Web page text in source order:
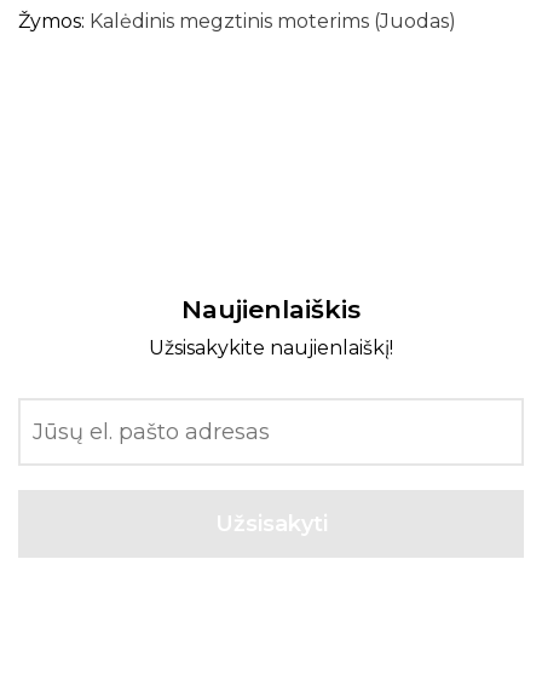
Žymos: Kalėdinis megztinis moterims (Juodas)
Naujienlaiškis
Užsisakykite naujienlaiškį!